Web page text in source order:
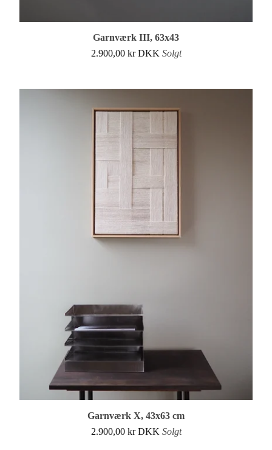
Garnværk III, 63x43
2.900,00 kr DKK Solgt
Garnværk X, 43x63 cm
2.900,00 kr DKK Solgt